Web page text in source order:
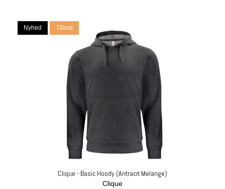
Nyhed Tilbud
Clique - Basic Hoody (Antracit Melange)
Clique